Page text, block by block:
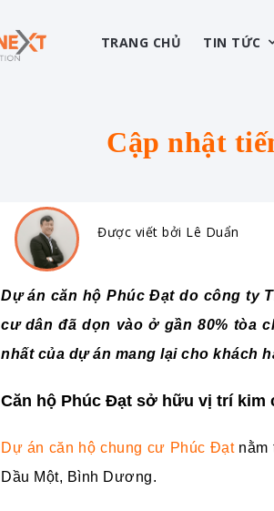
TRANG CHỦ TIN TỨC
Cập nhật
Được viết bởi Lê Duẩn
Dự án căn hộ Phúc Đạt do công ty
cư dân đã dọn vào ở gần 80% tòa
nhất của dự án mang lại cho khách
Căn hộ Phúc Đạt sở hữu vị trí kim
Dự án căn hộ chung cư Phúc Đạtnằm
Dầu Một, Bình Dương.